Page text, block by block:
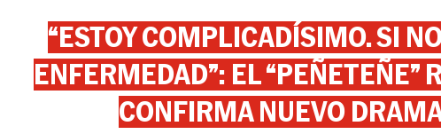
“ESTOY COMPLICADÍSIMO. SI
ENFERMEDAD”: EL “PEÑETEÑE”
CONFIRMA NUEVO